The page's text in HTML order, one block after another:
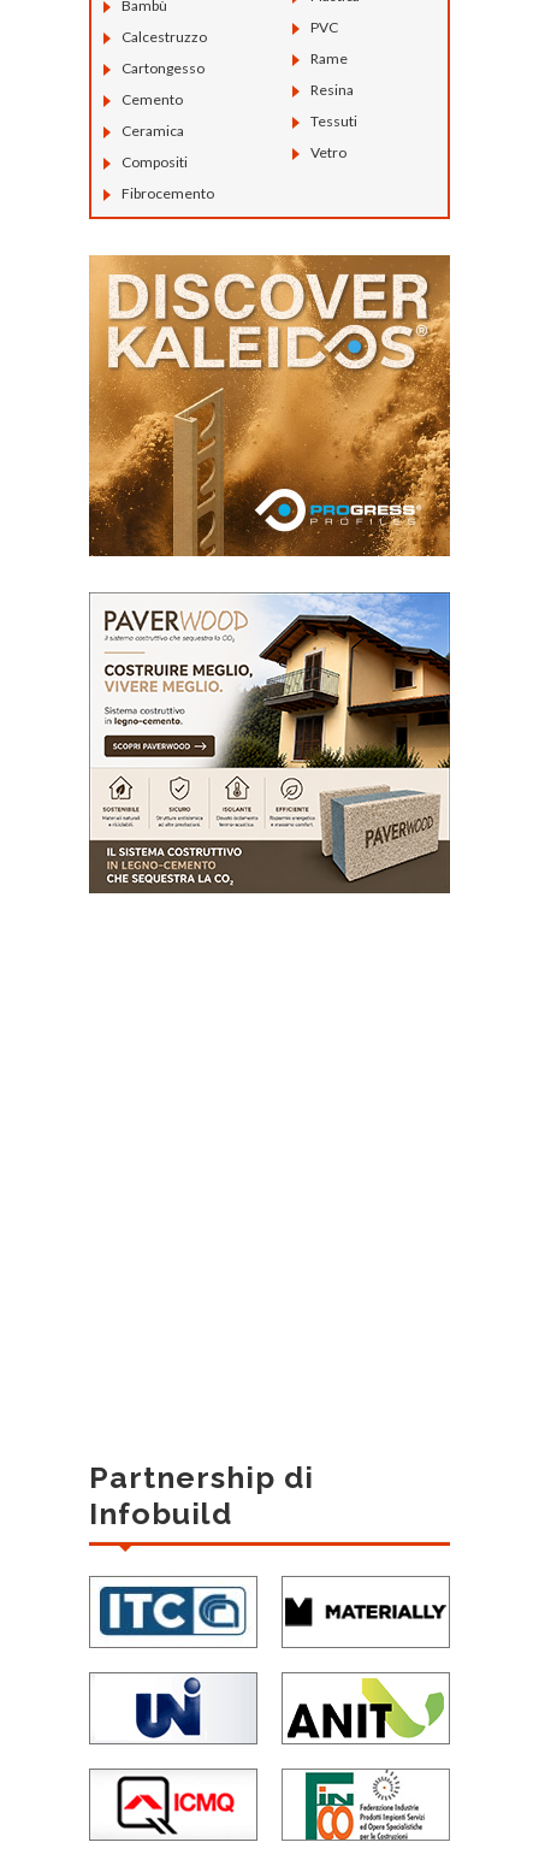
Bambù
Calcestruzzo
Cartongesso
Cemento
Ceramica
Compositi
Fibrocemento
PVC
Rame
Resina
Tessuti
Vetro
Partnership di
Infobuild